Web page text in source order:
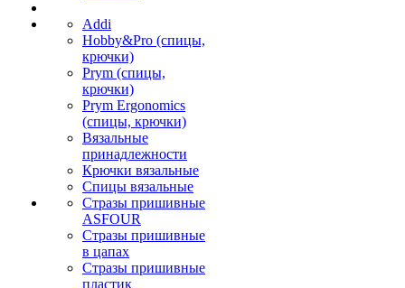
Addi
Hobby&Pro (спицы,
крючки)
Prym (спицы,
крючки)
Prym Ergonomics
(спицы, крючки)
Вязальные
принадлежности
Крючки вязальные
Спицы вязальные
Стразы пришивные
ASFOUR
Стразы пришивные
в цапах
Стразы пришивные
пластик